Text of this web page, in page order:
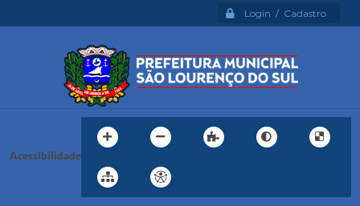
Login / Cadastro
Acessibilidade